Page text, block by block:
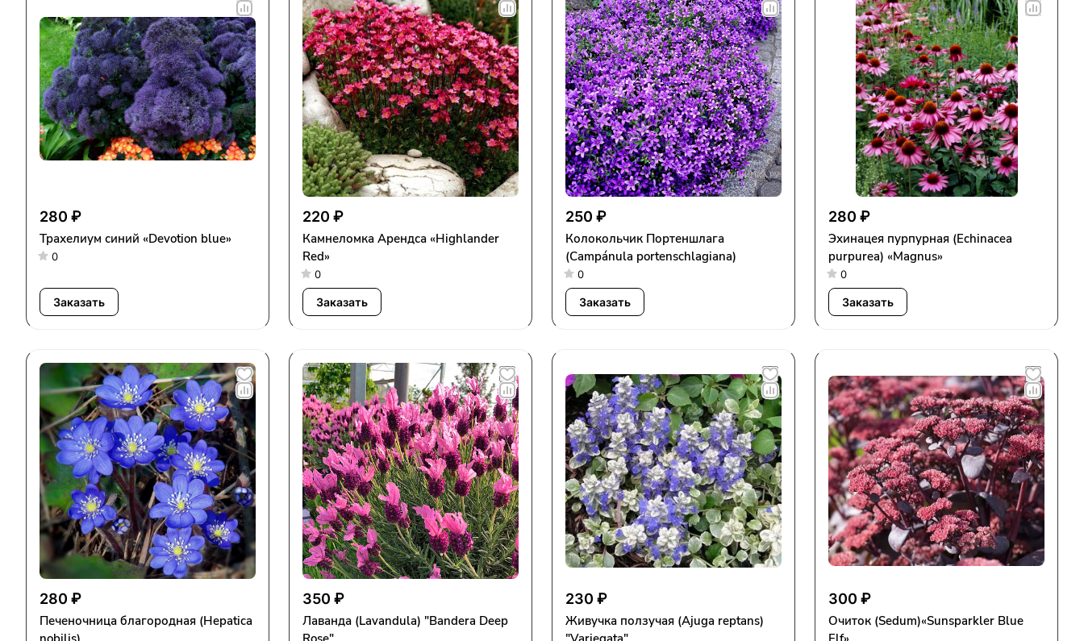
280 ₽
Трахелиум синий «Devotion blue»
0
Заказать
220 ₽
Камнеломка Арендса «Highlander
Red»
0
Заказать
250 ₽
Колокольчик Портеншлага
(Campánula portenschlagiana)
0
Заказать
280 ₽
Эхинацея пурпурная (Echinacea
purpurea) «Magnus»
0
Заказать
280 ₽
Печеночница благородная (Hepatica
350 ₽
Лаванда (Lavandula) "Bandera Deep
230 ₽
Живучка ползучая (Ajuga reptans)
300 ₽
Очиток (Sedum)«Sunsparkler Blue